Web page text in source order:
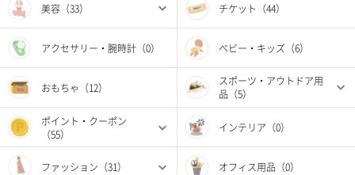
美容（33） チケット（44）
アクセサリー・腕時計（0） ベビー・キッズ（6）
おもちゃ（12）
スポーツ・アウトドア用
品（5）
ポイント・クーポン
（55）
インテリア（0）
ファッション（31） オフィス用品（0）